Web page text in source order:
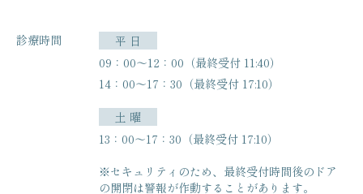
診療時間
平 日
09：00〜12：00（最終受付 11:40）
14：00〜17：30（最終受付 17:10）
土 曜
13：00〜17：30（最終受付 17:10）
※セキュリティのため、最終受付時間後のドア
の開閉は警報が作動することがあります。